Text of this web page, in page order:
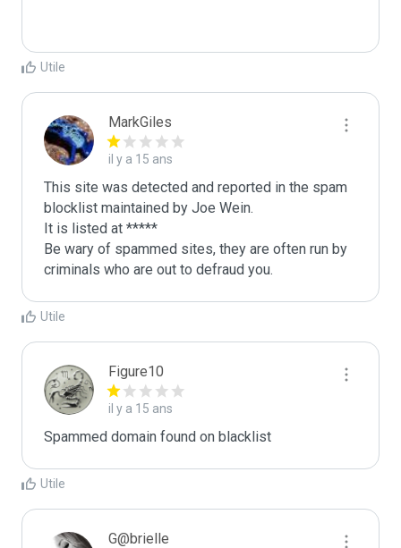
Utile
MarkGiles
il y a 15 ans
This site was detected and reported in the spam
blocklist maintained by Joe Wein.
It is listed at *****
Be wary of spammed sites, they are often run by
criminals who are out to defraud you.
Utile
Figure10
il y a 15 ans
Spammed domain found on blacklist
Utile
G@brielle